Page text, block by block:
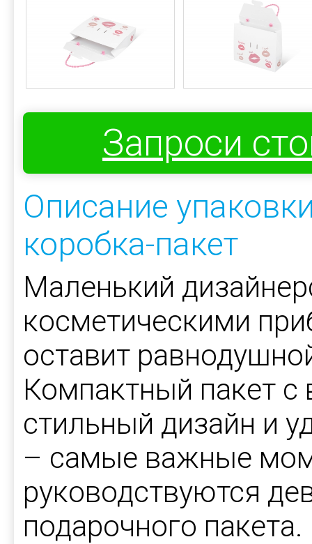
Запроси
Описание
коробка-пакет
Маленький
косметическими
оставит
Компактный пакет
стильный дизайн и
– самые важные
руководствуются
подарочного пакета.